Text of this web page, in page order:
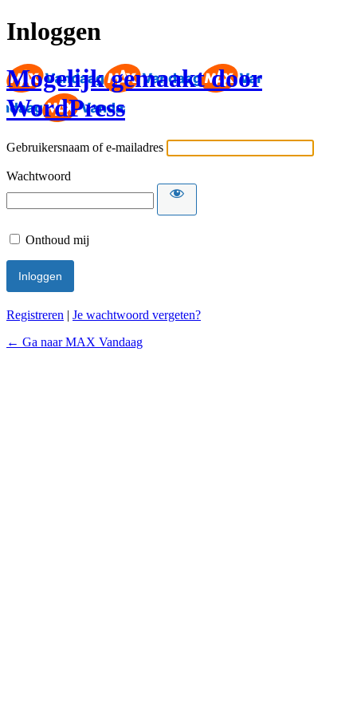
Inloggen
Mogelijk gemaakt door
WordPress
Gebruikersnaam of e-mailadres
Wachtwoord
Onthoud mij
Registreren | Je wachtwoord vergeten?
← Ga naar MAX Vandaag